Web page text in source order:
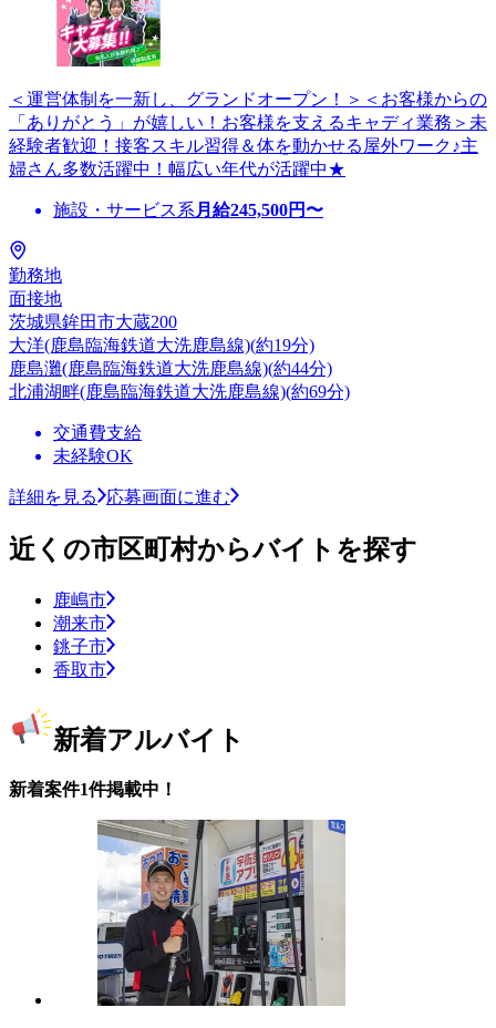
＜運営体制を一新し、グランドオープン！＞＜お客様からの
「ありがとう」が嬉しい！お客様を支えるキャディ業務＞未
経験者歓迎！接客スキル習得＆体を動かせる屋外ワーク♪主
婦さん多数活躍中！幅広い年代が活躍中★
施設・サービス系 月給245,500円〜
勤務地
面接地
茨城県鉾田市大蔵200
大洋(鹿島臨海鉄道大洗鹿島線)(約19分)
鹿島灘(鹿島臨海鉄道大洗鹿島線)(約44分)
北浦湖畔(鹿島臨海鉄道大洗鹿島線)(約69分)
交通費支給
未経験OK
詳細を見る 応募画面に進む
近くの市区町村からバイトを探す
鹿嶋市
潮来市
銚子市
香取市
新着アルバイト
新着案件1件掲載中！